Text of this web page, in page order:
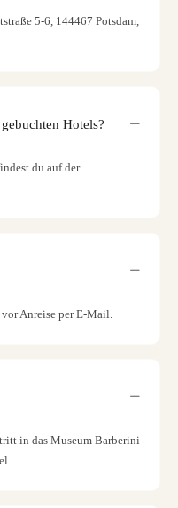
5-6, 144467 Potsdam,
Hotels?
du auf der
Anreise per E-Mail.
in das Museum Barberini